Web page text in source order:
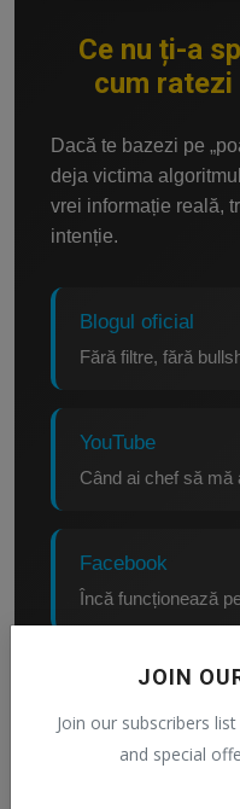
JOIN
Join our subscribers
and special
Ce nu ți-a
cum
Dacă te bazezi pe
deja victima
vrei informație reală,
intenție.
Blogul oficial
Fără filtre, fără
YouTube
Când ai chef să mă
Facebook
Încă funcționează
Pinterest
Pentru iluzia culturii